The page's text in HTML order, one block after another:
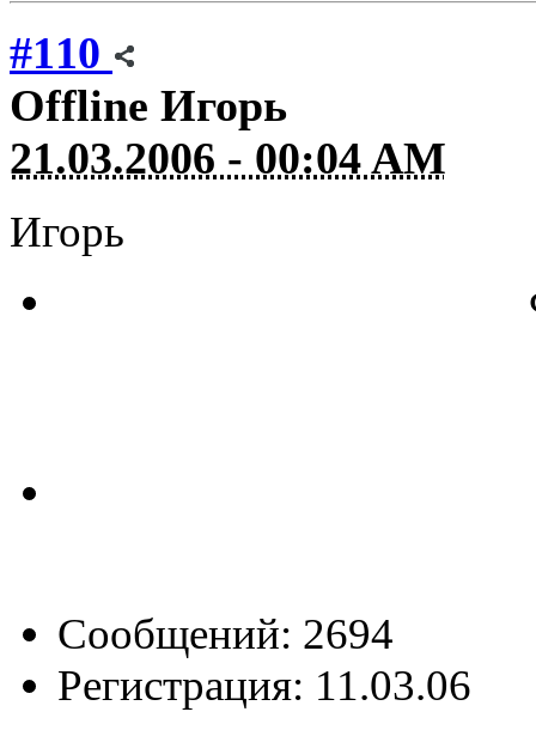
#110
Offline Игорь
21.03.2006 - 00:04 AM
Игорь
Сообщений: 2694
Регистрация: 11.03.06